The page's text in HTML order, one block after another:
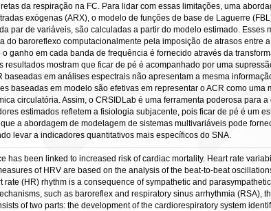
da respiração na FC. Para lidar com essas limitações, uma
exógenas (ARX), o modelo de funções de base de Laguerre
par de variáveis, são calculadas a partir do modelo estimado. Esses
baroreflexo computacionalmente pela imposição de atrasos entre a
ganho em cada banda de frequência é fornecido através da
mostram que ficar de pé é acompanhado por uma
em análises espectrais não apresentam a mesma
baseadas em modelo são efetivas em representar o ACR como uma
circulatória. Assim, o CRSIDLab é uma ferramenta poderosa para
estimados refletem a fisiologia subjacente, pois ficar de pé é um
a abordagem de modelagem de sistemas multivariáveis pode
levar a indicadores quantitativos mais específicos do SNA.
been linked to increased risk of cardiac mortality. Heart rate
of HRV are based on the analysis of the beat-to-beat
(HR) rhythm is a consequence of sympathetic and
such as baroreflex and respiratory sinus arrhythmia (RSA),
of two parts: the development of the cardiorespiratory system